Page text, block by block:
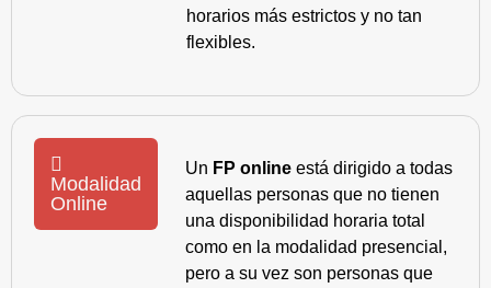
horarios más estrictos y no tan
flexibles.
Modalidad
Online
Un FP online está dirigido a todas
aquellas personas que no tienen
una disponibilidad horaria total
como en la modalidad presencial,
pero a su vez son personas que